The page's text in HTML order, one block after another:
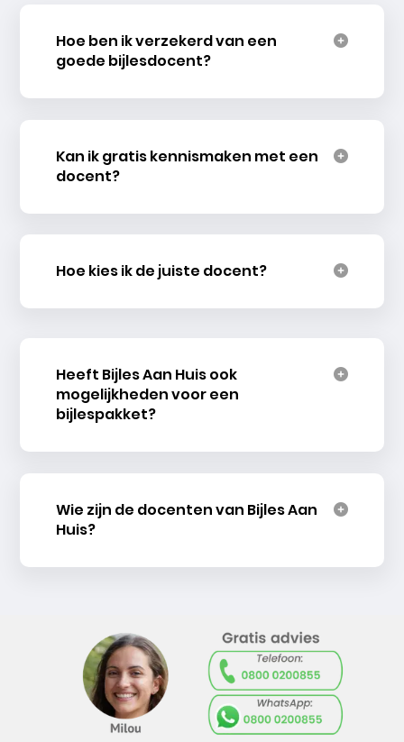
Hoe ben ik verzekerd van een
goede bijlesdocent?
Kan ik gratis kennismaken met een
docent?
Hoe kies ik de juiste docent?
Heeft Bijles Aan Huis ook
mogelijkheden voor een
bijlespakket?
Wie zijn de docenten van Bijles Aan
Huis?